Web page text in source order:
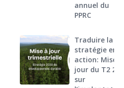
annuel du
PPRC
Traduire la
stratégie en
action: Mise à
jour du T2 2026
sur